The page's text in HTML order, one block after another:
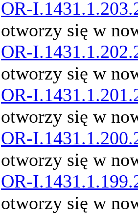
OR-
otworzy się w
OR-
otworzy się w
OR-
otworzy się w
OR-
otworzy się w
OR-
otworzy się w